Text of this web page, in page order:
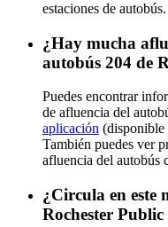
estaciones de autobús.
¿Hay mucha
autobús 204 de
Puedes encontrar
de afluencia del
aplicación (disponible
También puedes ver
afluencia del autobús
¿Circula en este
Rochester